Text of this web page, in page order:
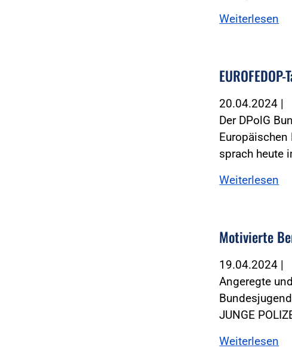
Weiterlesen
20.04.2024 |
Der DPolG
Europäischen
sprach heute
Weiterlesen
Motivierte
19.04.2024 |
Angeregte
JUNGE
Weiterlesen